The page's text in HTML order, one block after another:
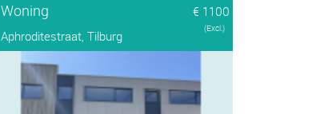
Woning
€ 1100
Aphroditestraat, Tilburg
(Excl.)